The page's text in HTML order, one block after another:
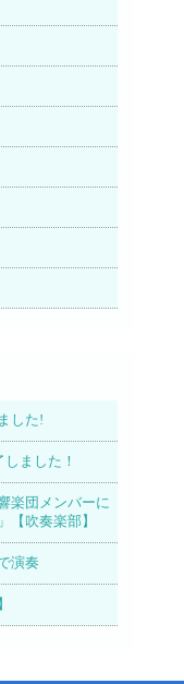
した!
ました！
楽団メンバーに
【吹奏楽部】
演奏